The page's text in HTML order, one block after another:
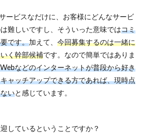
ービスなだけに、お客様にどんなサービ
難しいですし、そういった意味ではコミ
です。加えて、 今回募集するのは一緒に
く幹部候補です。なので簡単ではありま
などのインターネットが普段から好き
ャッチアップできる方であれば、現時点
いと感じています。
しているということですか？